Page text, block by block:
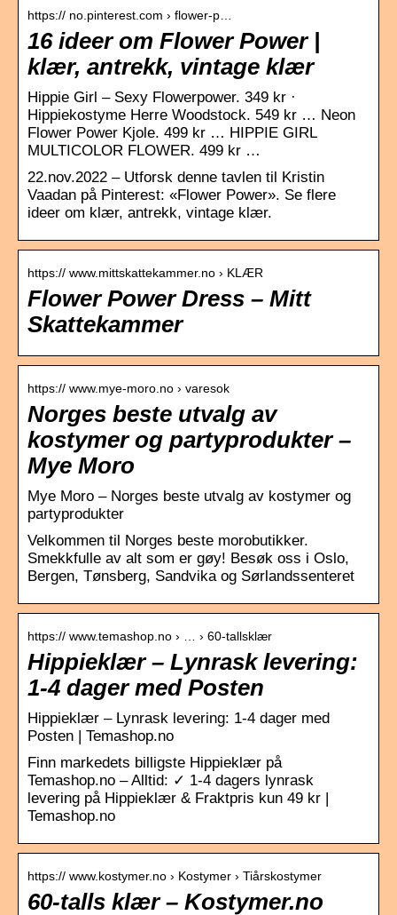
https:// no.pinterest.com › flower-p…
16 ideer om Flower Power |
klær, antrekk, vintage klær
Hippie Girl – Sexy Flowerpower. 349 kr ·
Hippiekostyme Herre Woodstock. 549 kr … Neon
Flower Power Kjole. 499 kr … HIPPIE GIRL
MULTICOLOR FLOWER. 499 kr …
22.nov.2022 – Utforsk denne tavlen til Kristin
Vaadan på Pinterest: «Flower Power». Se flere
ideer om klær, antrekk, vintage klær.
https:// www.mittskattekammer.no › KLÆR
Flower Power Dress – Mitt
Skattekammer
https:// www.mye-moro.no › varesok
Norges beste utvalg av
kostymer og partyprodukter –
Mye Moro
Mye Moro – Norges beste utvalg av kostymer og
partyprodukter
Velkommen til Norges beste morobutikker.
Smekkfulle av alt som er gøy! Besøk oss i Oslo,
Bergen, Tønsberg, Sandvika og Sørlandssenteret
https:// www.temashop.no › … › 60-tallsklær
Hippieklær – Lynrask levering:
1-4 dager med Posten
Hippieklær – Lynrask levering: 1-4 dager med
Posten | Temashop.no
Finn markedets billigste Hippieklær på
Temashop.no – Alltid: ✓ 1-4 dagers lynrask
levering på Hippieklær & Fraktpris kun 49 kr |
Temashop.no
https:// www.kostymer.no › Kostymer › Tiårskostymer
60-talls klær – Kostymer.no